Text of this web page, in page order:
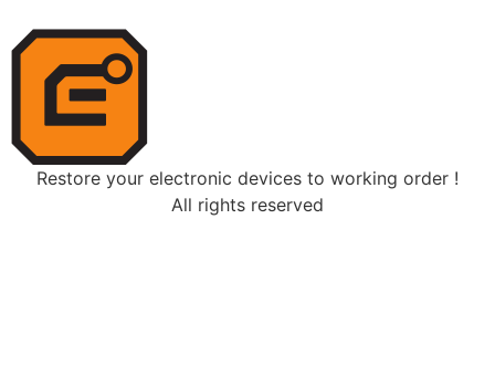
Restore your electronic devices to working order !
All rights reserved